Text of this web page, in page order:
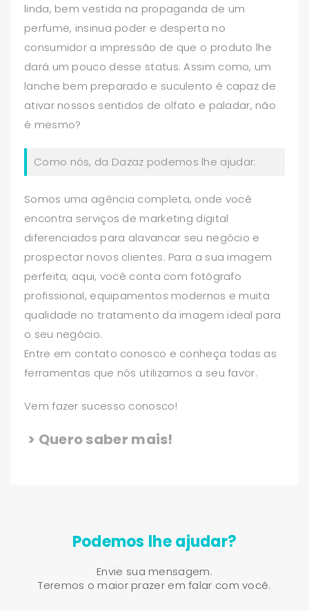
linda, bem vestida na propaganda de um
perfume, insinua poder e desperta no
consumidor a impressão de que o produto lhe
dará um pouco desse status. Assim como, um
lanche bem preparado e suculento é capaz de
ativar nossos sentidos de olfato e paladar, não
é mesmo?
Como nós, da Dazaz podemos lhe ajudar:
Somos uma agência completa, onde você
encontra serviços de marketing digital
diferenciados para alavancar seu negócio e
prospectar novos clientes. Para a sua imagem
perfeita, aqui, você conta com fotógrafo
profissional, equipamentos modernos e muita
qualidade no tratamento da imagem ideal para
o seu negócio.
Entre em contato conosco e conheça todas as
ferramentas que nós utilizamos a seu favor.
Vem fazer sucesso conosco!
> Quero saber mais!
Podemos lhe ajudar?
Envie sua mensagem.
Teremos o maior prazer em falar com você.